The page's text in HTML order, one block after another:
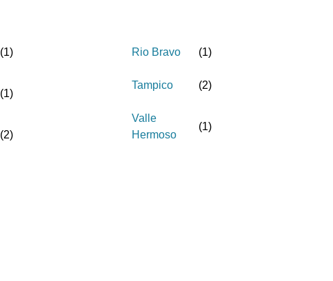
(1)
(1)
(2)
Rio Bravo (1)
Tampico (2)
Valle
Hermoso
(1)